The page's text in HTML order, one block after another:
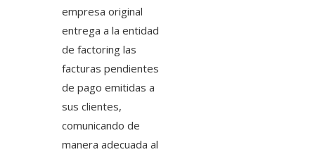
empresa original
entrega a la entidad
de factoring las
facturas pendientes
de pago emitidas a
sus clientes,
comunicando de
manera adecuada al